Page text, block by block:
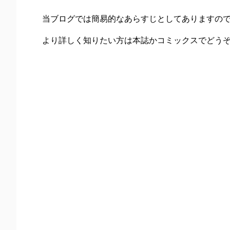
当ブログでは簡易的なあらすじとしてありますの
より詳しく知りたい方は本誌かコミックスでどう